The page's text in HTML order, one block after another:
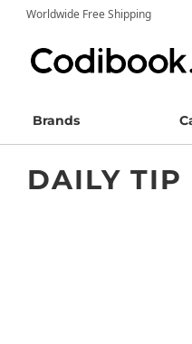
Worldwide Free Shipping
Brands
DAILY TIP